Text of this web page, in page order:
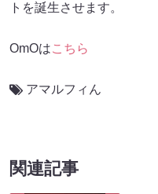
トを誕生させます。
OmOはこちら
アマルフィん
関連記事